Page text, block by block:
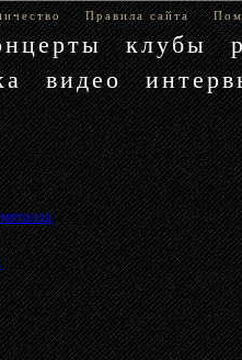
Правила сайта
клубы
видео
»